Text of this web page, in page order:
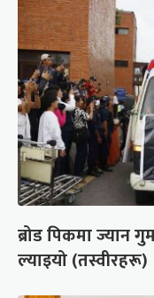
ब्रोड पिकमा ज्यान
ल्याइयो (तस्वीरहरू)